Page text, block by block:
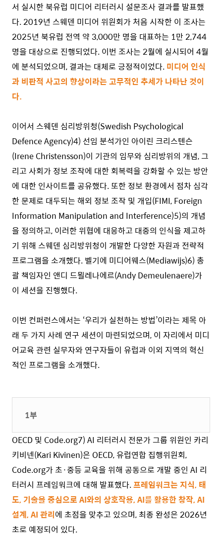
서 실시한 북유럽 미디어 리터러시 설문조사 결과를 발표했
다. 2019년 스웨덴 미디어 위원회가 처음 시작한 이 조사는
2025년 북유럽 전역 약 3,000만 명을 대표하는 1만 2,744
명을 대상으로 진행되었다. 이번 조사는 2월에 실시되어 4월
에 분석되었으며, 결과는 대체로 긍정적이었다. 미디어 인식
과 비판적 사고의 향상이라는 고무적인 추세가 나타난 것이
다.
이어서 스웨덴 심리방위청(Swedish Psychological
Defence Agency)4) 선임 분석가인 아이린 크리스텐슨
(Irene Christensson)이 기관의 임무와 심리방위의 개념, 그
리고 사회가 정보 조작에 대한 회복력을 강화할 수 있는 방안
에 대한 인사이트를 공유했다. 또한 정보 환경에서 점차 심각
한 문제로 대두되는 해외 정보 조작 및 개입(FIMI, Foreign
Information Manipulation and Interference)5)의 개념
을 정의하고, 이러한 위협에 대응하고 대중의 인식을 제고하
기 위해 스웨덴 심리방위청이 개발한 다양한 자원과 전략적
프로그램을 소개했다. 벨기에 미디어웨스(Mediawijs)6) 총
괄 책임자인 앤디 드묄레나에르(Andy Demeulenaere)가
이 세션을 진행했다.
이번 컨퍼런스에서는 ‘우리가 실천하는 방법’이라는 제목 아
래 두 가지 사례 연구 세션이 마련되었으며, 이 자리에서 미디
어교육 관련 실무자와 연구자들이 유럽과 이외 지역의 혁신
적인 프로그램을 소개했다.
1부
OECD 및 Code.org7) AI 리터러시 전문가 그룹 위원인 카리
키비넨(Kari Kivinen)은 OECD, 유럽연합 집행위원회,
Code.org가 초·중등 교육을 위해 공동으로 개발 중인 AI 리
터러시 프레임워크에 대해 발표했다.프레임워크는 지식, 태
도, 기술을 중심으로 AI와의 상호작용, AI를 활용한 창작, AI
설계, AI 관리에 초점을 맞추고 있으며, 최종 완성은 2026년
초로 예정되어 있다.